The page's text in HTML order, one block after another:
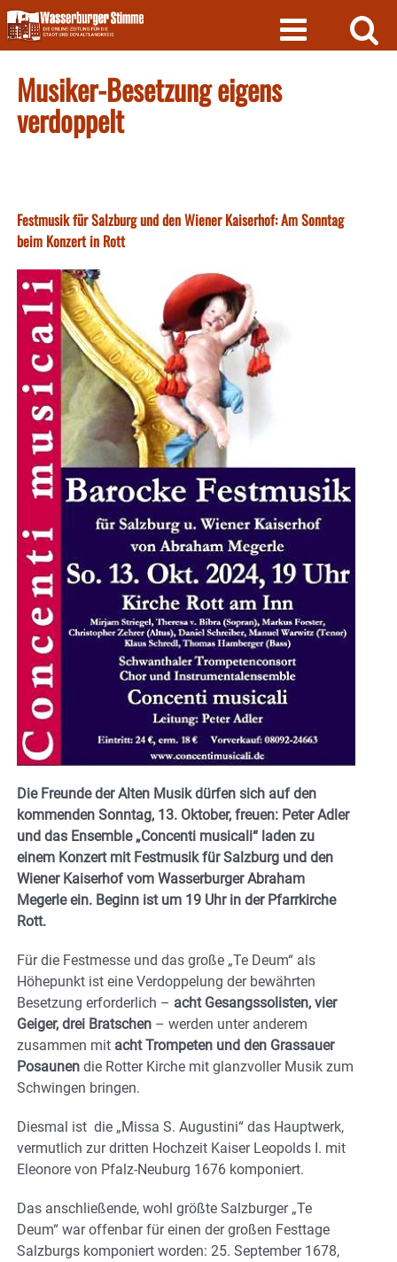
Skip
to
content
Musiker-Besetzung eigens
verdoppelt
Festmusik für Salzburg und den Wiener Kaiserhof: Am Sonntag
beim Konzert in Rott
Die Freunde der Alten Musik dürfen sich auf den
kommenden Sonntag, 13. Oktober, freuen: Peter Adler
und das Ensemble „Concenti musicali“ laden zu
einem Konzert mit Festmusik für Salzburg und den
Wiener Kaiserhof vom Wasserburger Abraham
Megerle ein. Beginn ist um 19 Uhr in der Pfarrkirche
Rott.
Für die Festmesse und das große „Te Deum“ als
Höhepunkt ist eine Verdoppelung der bewährten
Besetzung erforderlich – acht Gesangssolisten, vier
Geiger, drei Bratschen – werden unter anderem
zusammen mit acht Trompeten und den Grassauer
Posaunen die Rotter Kirche mit glanzvoller Musik zum
Schwingen bringen.
Diesmal ist die „Missa S. Augustini“ das Hauptwerk,
vermutlich zur dritten Hochzeit Kaiser Leopolds I. mit
Eleonore von Pfalz-Neuburg 1676 komponiert.
Das anschließende, wohl größte Salzburger „Te
Deum“ war offenbar für einen der großen Festtage
Salzburgs komponiert worden: 25. September 1678,